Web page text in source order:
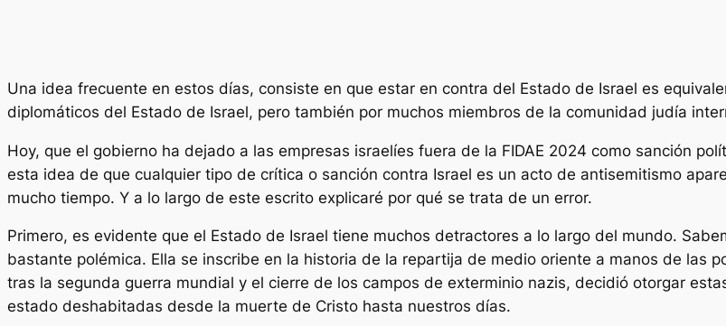
Una idea frecuente en estos días, consiste en que estar en contra del Estado de Israel es
diplomáticos del Estado de Israel, pero también por muchos miembros de la comunidad judía
Hoy, que el gobierno ha dejado a las empresas israelíes fuera de la FIDAE 2024 como sanción
esta idea de que cualquier tipo de crítica o sanción contra Israel es un acto de antisemitismo
mucho tiempo. Y a lo largo de este escrito explicaré por qué se trata de un error.
Primero, es evidente que el Estado de Israel tiene muchos detractores a lo largo del mundo.
bastante polémica. Ella se inscribe en la historia de la repartija de medio oriente a manos de las
tras la segunda guerra mundial y el cierre de los campos de exterminio nazis, decidió otorgar
estado deshabitadas desde la muerte de Cristo hasta nuestros días.